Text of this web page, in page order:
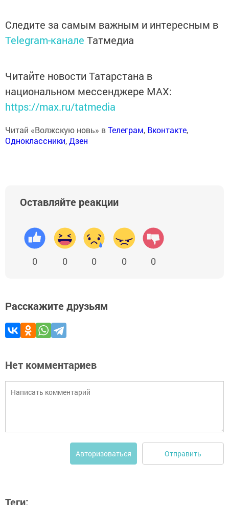
Следите за самым важным и интересным в
Telegram-канале Татмедиа
Читайте новости Татарстана в
национальном мессенджере MАХ:
https://max.ru/tatmedia
Читай «Волжскую новь» вТелеграм, Вконтакте,
Одноклассники,Дзен
Оставляйте реакции
0 0 0 0 0
Расскажите друзьям
Нет комментариев
Авторизоваться Отправить
Теги: